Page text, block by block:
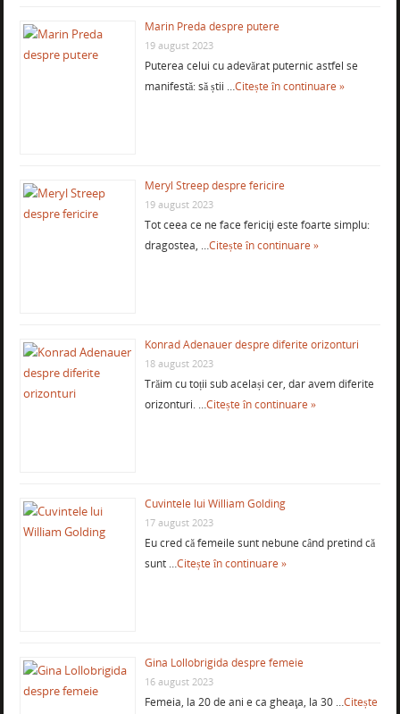
Marin Preda despre putere
19 august 2023
Puterea celui cu adevărat puternic astfel se
manifestă: să știi …Citește în continuare »
Meryl Streep despre fericire
19 august 2023
Tot ceea ce ne face fericiţi este foarte simplu:
dragostea, …Citește în continuare »
Konrad Adenauer despre diferite orizonturi
18 august 2023
Trăim cu toții sub același cer, dar avem diferite
orizonturi. …Citește în continuare »
Cuvintele lui William Golding
17 august 2023
Eu cred că femeile sunt nebune când pretind că
sunt …Citește în continuare »
Gina Lollobrigida despre femeie
16 august 2023
Femeia, la 20 de ani e ca gheaţa, la 30 …Citește